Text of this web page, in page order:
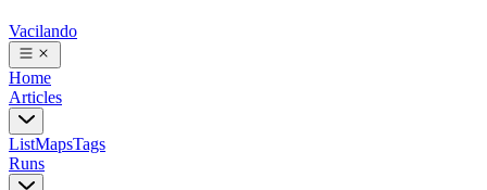
Vacilando
Home
Articles
ListMapsTags
Runs